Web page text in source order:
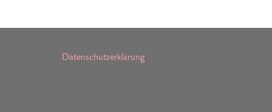
Datenschutzerklärung